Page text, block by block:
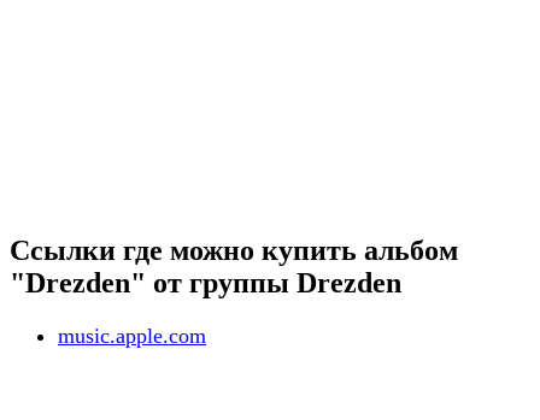
Ссылки где можно купить альбом
"Drezden" от группы Drezden
music.apple.com